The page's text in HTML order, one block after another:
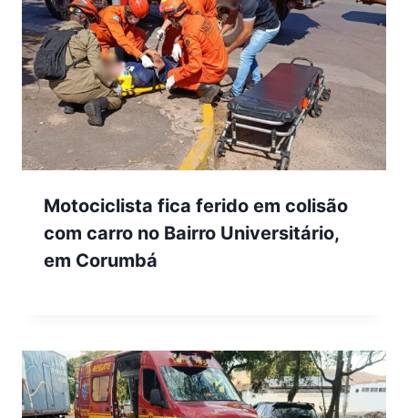
Motociclista fica ferido em colisão
com carro no Bairro Universitário,
em Corumbá